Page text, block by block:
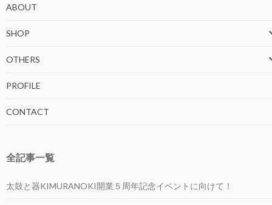
ABOUT
SHOP
OTHERS
PROFILE
CONTACT
全記事一覧
太鼓と器KIMURANOKI開業５周年記念イベントに向けて！